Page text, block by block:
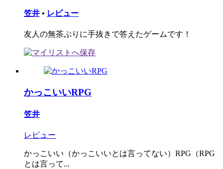
笠井 • レビュー
友人の無茶ぶりに手抜きで答えたゲームです！
かっこいいRPG
笠井
レビュー
かっこいい（かっこいいとは言ってない）RPG（RPG
とは言って...